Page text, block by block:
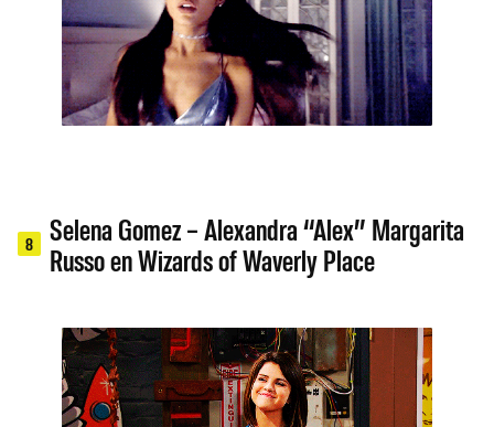
8
Selena Gomez – Alexandra “Alex” Margarita
Russo en Wizards of Waverly Place